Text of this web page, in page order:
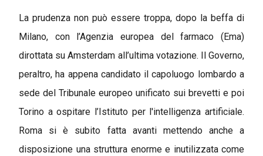
La prudenza non può essere troppa, dopo la beffa di
Milano, con l’Agenzia europea del farmaco (Ema)
dirottata su Amsterdam all’ultima votazione. Il Governo,
peraltro, ha appena candidato il capoluogo lombardo a
sede del Tribunale europeo unificato sui brevetti e poi
Torino a ospitare l’Istituto per l'intelligenza artificiale.
Roma si è subito fatta avanti mettendo anche a
disposizione una struttura enorme e inutilizzata come